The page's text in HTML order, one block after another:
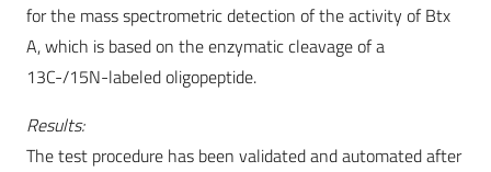
for the mass spectrometric detection of the activity of Btx
A, which is based on the enzymatic cleavage of a
13C-/15N-labeled oligopeptide.
Results:
The test procedure has been validated and automated after